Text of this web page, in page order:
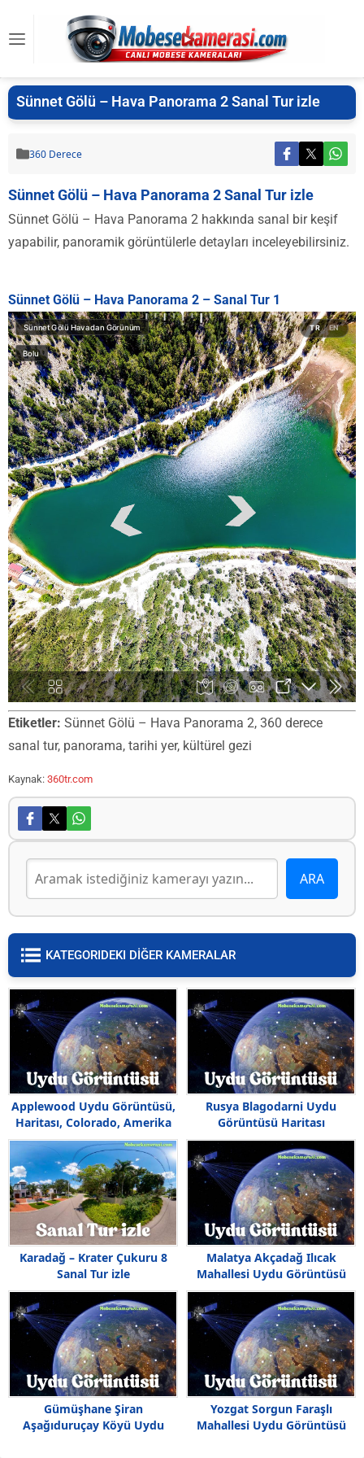
Sünnet Gölü – Hava Panorama 2 Sanal Tur izle
360 Derece
Sünnet Gölü – Hava Panorama 2 Sanal Tur izle
Sünnet Gölü – Hava Panorama 2 hakkında sanal bir keşif
yapabilir, panoramik görüntülerle detayları inceleyebilirsiniz.
Sünnet Gölü – Hava Panorama 2 – Sanal Tur 1
Etiketler: Sünnet Gölü – Hava Panorama 2, 360 derece
sanal tur, panorama, tarihi yer, kültürel gezi
Kaynak: 360tr.com
KATEGORIDEKI DİĞER KAMERALAR
Applewood Uydu Görüntüsü,
Haritası, Colorado, Amerika
Rusya Blagodarni Uydu
Görüntüsü Haritası
Karadağ – Krater Çukuru 8
Sanal Tur izle
Malatya Akçadağ Ilıcak
Mahallesi Uydu Görüntüsü
Haritası
Gümüşhane Şiran
Aşağıduruçay Köyü Uydu
Yozgat Sorgun Faraşlı
Mahallesi Uydu Görüntüsü